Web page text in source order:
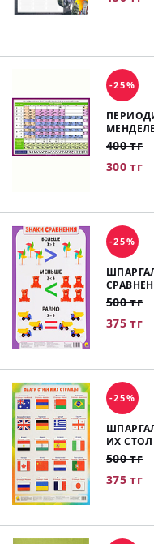
-25%
400 тг
300 тг
-25%
500 тг
375 тг
-25%
ИХ
500 тг
375 тг